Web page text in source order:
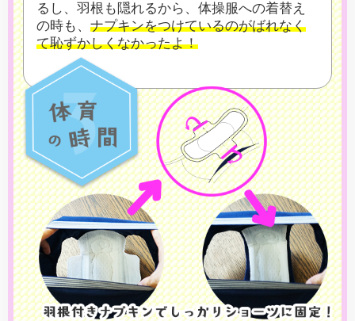
るし、 羽根も隠れるから、体操服への着替え
の時も、 ナプキンをつけているのがばれなく
て恥ずかしくなかったよ！